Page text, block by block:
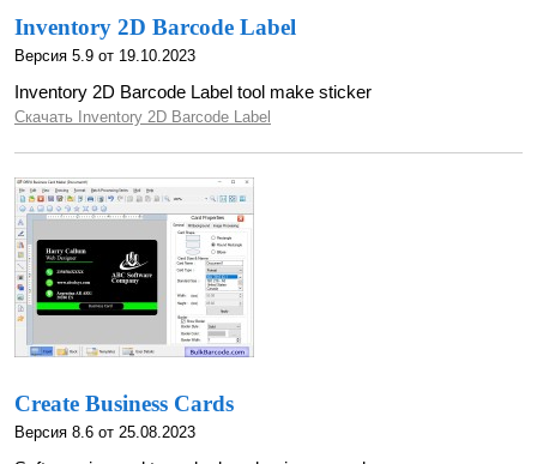
Inventory 2D Barcode Label
Версия 5.9 от 19.10.2023
Inventory 2D Barcode Label tool make sticker
Скачать Inventory 2D Barcode Label
Create Business Cards
Версия 8.6 от 25.08.2023